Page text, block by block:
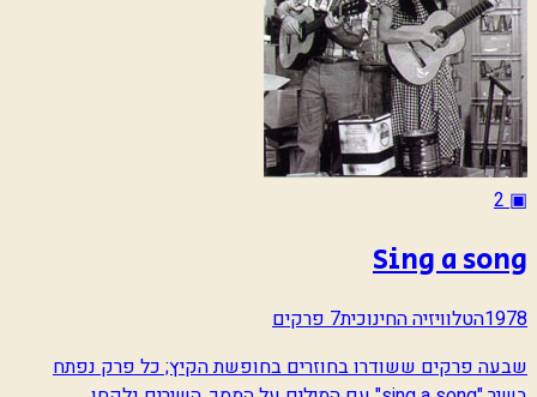
▣
2
Sing a song
1978הטלוויזיה החינוכית7 פרקים
שבעה פרקים ששודרו בחוזרים בחופשת הקיץ; כל פרק נפתח